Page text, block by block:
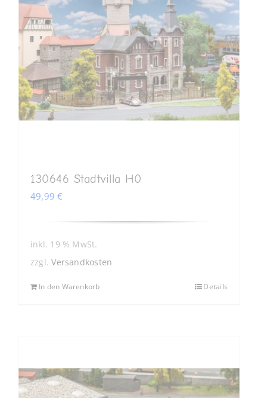
130646 Stadtvilla H0
49,99€
inkl. 19 % MwSt.
zzgl.Versandkosten
In den Warenkorb Details